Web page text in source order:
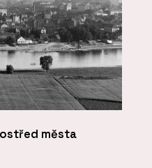
města